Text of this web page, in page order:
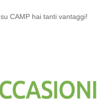
su CAMP hai tanti vantaggi!